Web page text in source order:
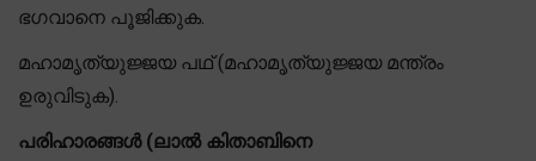
ഭഗവാനെ പൂജിക്കുക.
മഹാമൃത്യുജ്ജയ പഥ് (മഹാമൃത്യുജ്ജയ മന്ത്രം
ഉരുവിടുക).
പരിഹാരങ്ങൾ (ലാൽ കിതാബിനെ